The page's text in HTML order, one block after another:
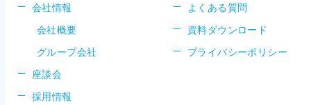
会社情報
会社概要
グループ会社
座談会
採用情報
よくある質問
資料ダウンロード
プライバシーポリシー